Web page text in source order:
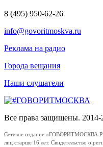
8 (495) 950-62-26
info@govoritmoskva.ru
Реклама на радио
Города вещания
Наши слушатели
Все права защищены.
Сетевое издание
лиц старше 16 лет. Свидетельство о